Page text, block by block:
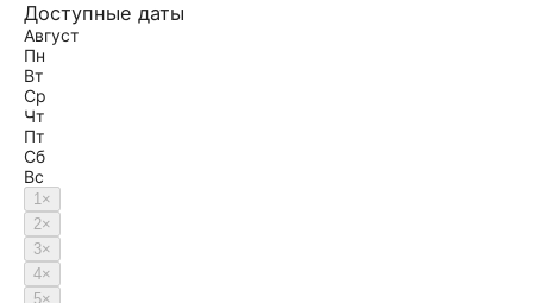
Доступные даты
Август
Пн
Вт
Ср
Чт
Пт
Сб
Вс
1×
2×
3×
4×
5×